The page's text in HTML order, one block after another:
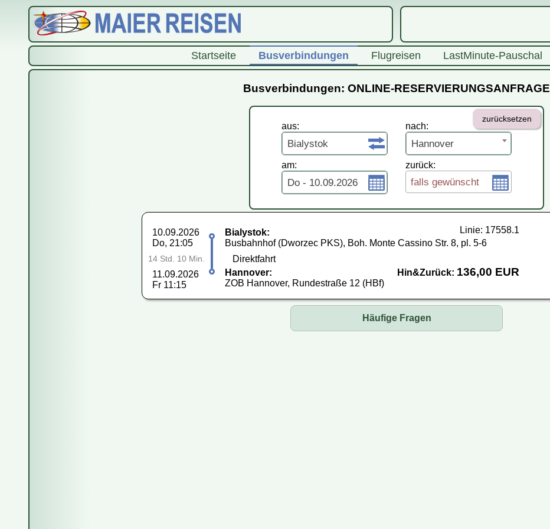
Startseite Busverbindungen Flugreisen LastMinute-Pauschal
Busverbindungen: ONLINE-RESERVIERUNGSANFRAGE
aus:
Bialystok
am:
Do - 10.09.2026
nach:
Hannover
zurücksetzen
zurück:
falls gewünscht
10.09.2026
Do, 21:05
14 Std. 10 Min.
11.09.2026
Fr 11:15
Linie: 17558.1
Bialystok:
Busbahnhof (Dworzec PKS), Boh. Monte Cassino Str. 8, pl. 5-6
Direktfahrt
Hannover:
ZOB Hannover, Rundestraße 12 (HBf)
Hin&Zurück: 136,00 EUR
Häufige Fragen